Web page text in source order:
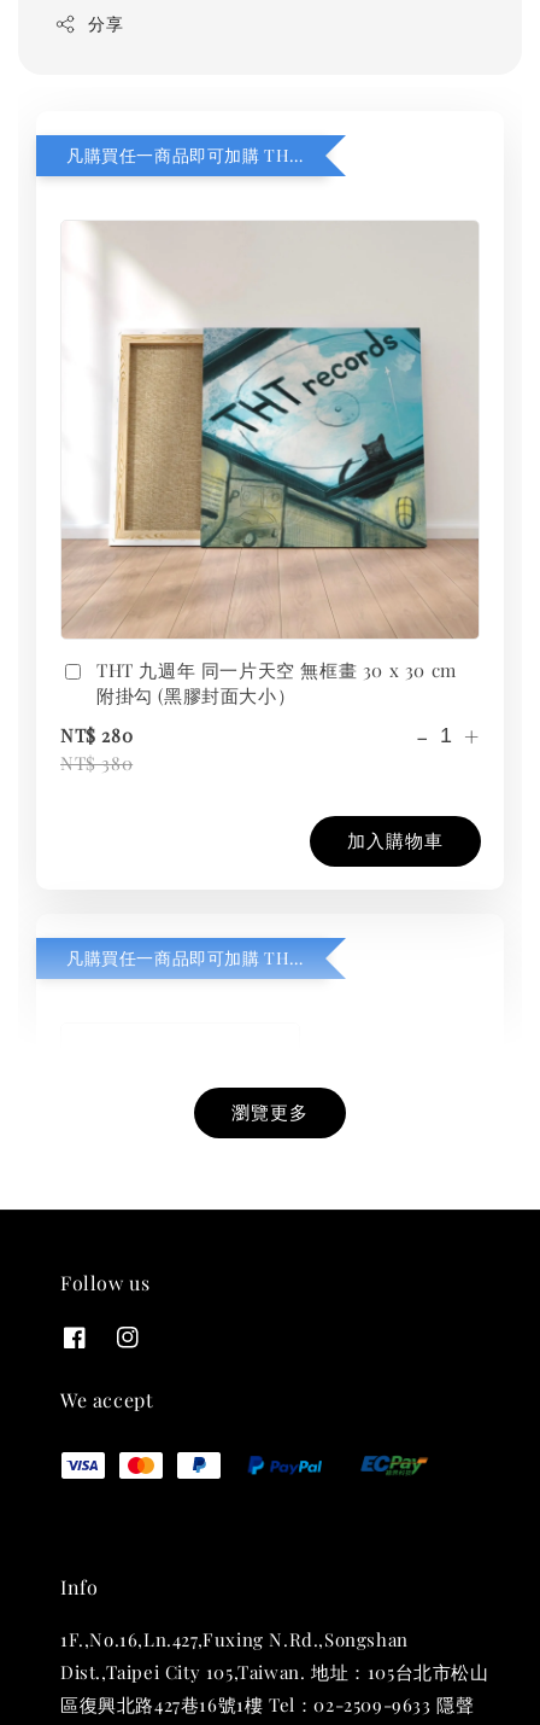
分享
凡購買任一商品即可加購 THT 九週年 同一片天空 無框畫 30 x 30 cm 附掛勾 (黑膠封面大小）
THT 九週年 同一片天空 無框畫 30 x 30 cm
附掛勾 (黑膠封面大小）
NT$ 280
NT$ 380
- +
加入購物車
凡購買任一商品即可加購 THT 九週年紀念 T-shirt
THT 九週年紀念 T-shirt
NT$ 880
加入購物車
瀏覽更多
Follow us
We accept
Info
1F.,No.16,Ln.427,Fuxing N.Rd.,Songshan
Dist.,Taipei City 105,Taiwan. 地址：105台北市松山
區復興北路427巷16號1樓 Tel：02-2509-9633 隱聲